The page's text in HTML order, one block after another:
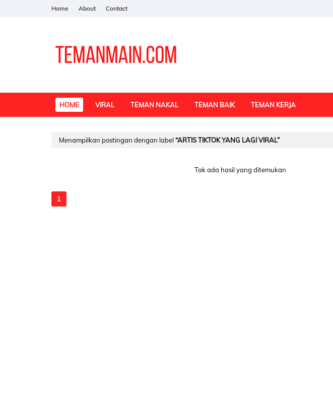
Home About Contact
HOME VIRAL TEMAN NAKAL TEMAN BAIK TEMAN KERJA
Menampilkan postingan dengan label ARTIS TIKTOK YANG LAGI VIRAL
Tak ada hasil yang ditemukan
1